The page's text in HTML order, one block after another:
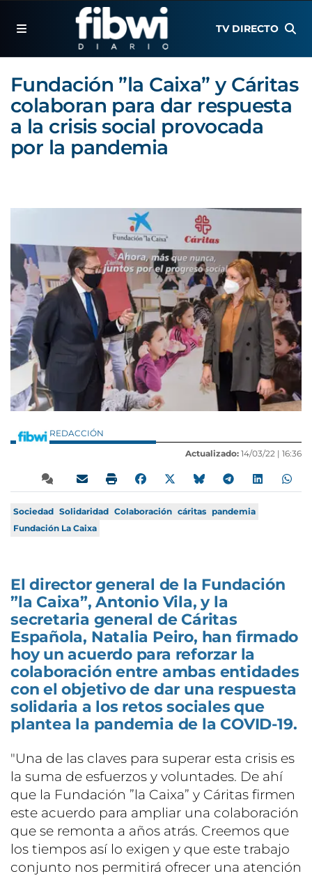
TV DIRECTO
Fundación ”la Caixa” y Cáritas
colaboran para dar respuesta
a la crisis social provocada
por la pandemia
REDACCIÓN
Actualizado: 14/03/22 | 16:36
Sociedad Solidaridad Colaboración cáritas pandemia
Fundación La Caixa
El director general de la Fundación
”la Caixa”, Antonio Vila, y la
secretaria general de Cáritas
Española, Natalia Peiro, han firmado
hoy un acuerdo para reforzar la
colaboración entre ambas entidades
con el objetivo de dar una respuesta
solidaria a los retos sociales que
plantea la pandemia de la COVID-19.
"Una de las claves para superar esta crisis es
la suma de esfuerzos y voluntades. De ahí
que la Fundación ”la Caixa” y Cáritas firmen
este acuerdo para ampliar una colaboración
que se remonta a años atrás. Creemos que
los tiempos así lo exigen y que este trabajo
conjunto nos permitirá ofrecer una atención